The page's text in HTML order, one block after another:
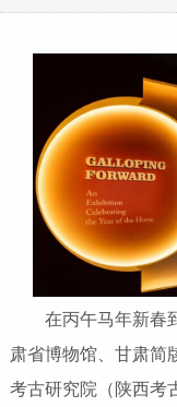
在丙午马年新春
肃省博物馆、甘肃简
考古研究院（陕西考